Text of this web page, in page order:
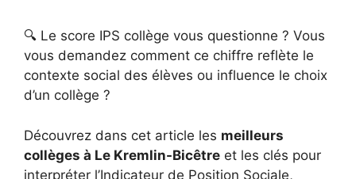
🔍 Le score IPS collège vous questionne ? Vous
vous demandez comment ce chiffre reflète le
contexte social des élèves ou influence le choix
d’un collège ?
Découvrez dans cet article les meilleurs
collèges à Le Kremlin-Bicêtre et les clés pour
interpréter l’Indicateur de Position Sociale,